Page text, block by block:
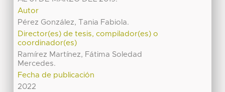
Autor
Pérez González, Tania Fabiola.
Director(es) de tesis, compilador(es) o
coordinador(es)
Ramírez Martínez, Fátima Soledad
Mercedes.
Fecha de publicación
2022